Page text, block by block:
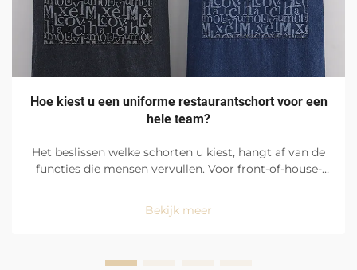
Hoe kiest u een uniforme restaurantschort voor een
hele team?
Het beslissen welke schorten u kiest, hangt af van de
functies die mensen vervullen. Voor front-of-house-
houden en strakke, nette lijnen hebben. Schorten met
Bekijk meer